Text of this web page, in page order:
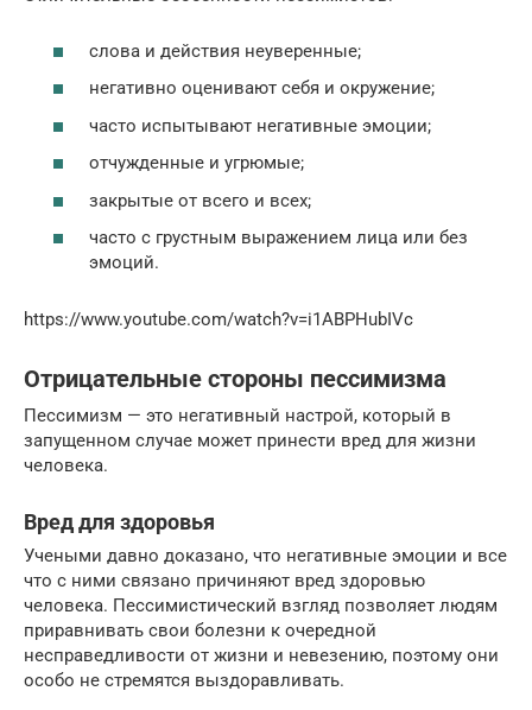
слова и действия неуверенные;
негативно оценивают себя и окружение;
часто испытывают негативные эмоции;
отчужденные и угрюмые;
закрытые от всего и всех;
часто с грустным выражением лица или без
эмоций.
https://www.youtube.com/watch?v=i1ABPHubIVc
Отрицательные стороны пессимизма
Пессимизм — это негативный настрой, который в
запущенном случае может принести вред для жизни
человека.
Вред для здоровья
Учеными давно доказано, что негативные эмоции и все
что с ними связано причиняют вред здоровью
человека. Пессимистический взгляд позволяет людям
приравнивать свои болезни к очередной
несправедливости от жизни и невезению, поэтому они
особо не стремятся выздоравливать.